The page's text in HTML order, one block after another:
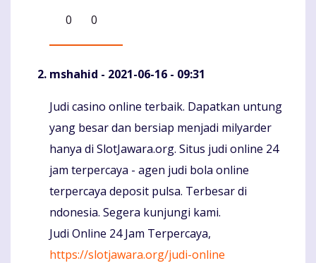
0
0
mshahid - 2021-06-16 - 09:31
Komentaras
Judi casino online terbaik. Dapatkan untung
yang besar dan bersiap menjadi milyarder
hanya di SlotJawara.org. Situs judi online 24
jam terpercaya - agen judi bola online
terpercaya deposit pulsa. Terbesar di
ndonesia. Segera kunjungi kami.
Judi Online 24 Jam Terpercaya,
https://slotjawara.org/judi-online